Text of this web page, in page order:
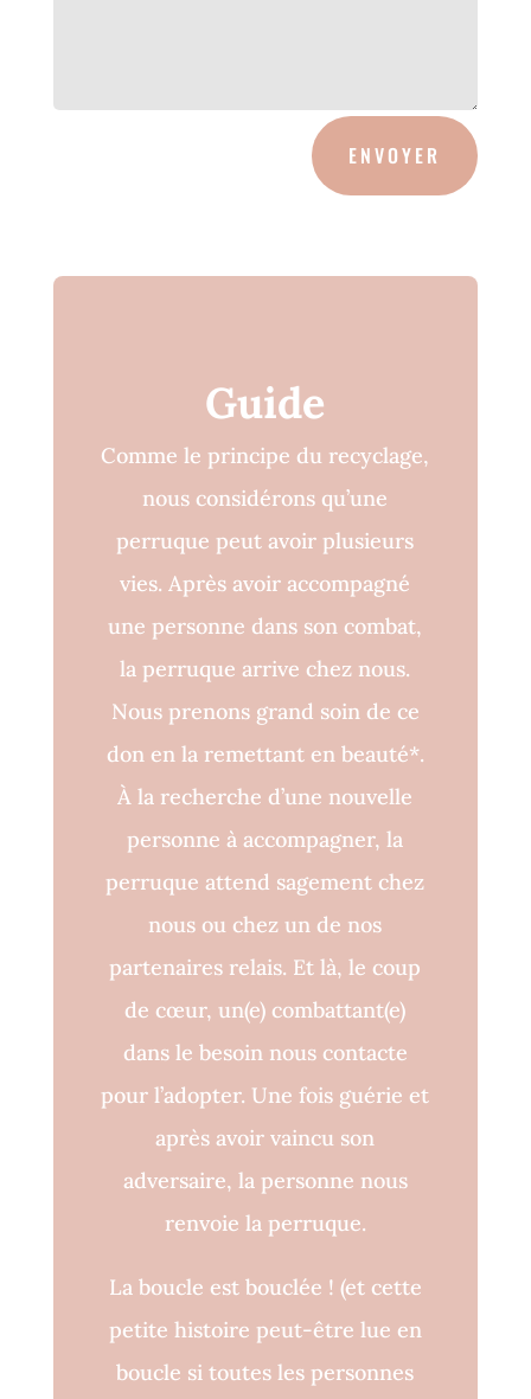
ENVOYER
Guide
Comme le principe du recyclage,
nous considérons qu’une
perruque peut avoir plusieurs
vies. Après avoir accompagné
une personne dans son combat,
la perruque arrive chez nous.
Nous prenons grand soin de ce
don en la remettant en beauté*.
À la recherche d’une nouvelle
personne à accompagner, la
perruque attend sagement chez
nous ou chez un de nos
partenaires relais. Et là, le coup
de cœur, un(e) combattant(e)
dans le besoin nous contacte
pour l’adopter. Une fois guérie et
après avoir vaincu son
adversaire, la personne nous
renvoie la perruque.
La boucle est bouclée ! (et cette
petite histoire peut-être lue en
boucle si toutes les personnes